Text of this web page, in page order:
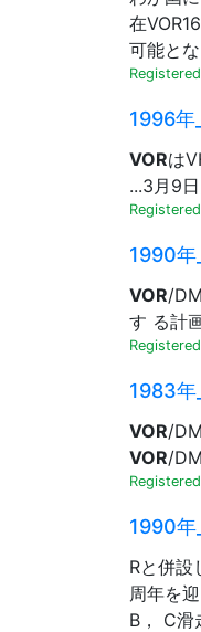
在
可能と
1996年
VORは
...3月9
1990年
VOR/
す る計
1983年
VOR/
VOR/
1990年
Rと併設
周年を
B， C滑